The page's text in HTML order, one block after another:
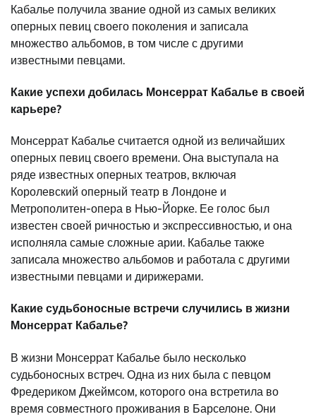
Кабалье получила звание одной из самых великих
оперных певиц своего поколения и записала
множество альбомов, в том числе с другими
известными певцами.
Какие успехи добилась Монсеррат Кабалье в своей
карьере?
Монсеррат Кабалье считается одной из величайших
оперных певиц своего времени. Она выступала на
ряде известных оперных театров, включая
Королевский оперный театр в Лондоне и
Метрополитен-опера в Нью-Йорке. Ее голос был
известен своей ричностью и экспрессивностью, и она
исполняла самые сложные арии. Кабалье также
записала множество альбомов и работала с другими
известными певцами и дирижерами.
Какие судьбоносные встречи случились в жизни
Монсеррат Кабалье?
В жизни Монсеррат Кабалье было несколько
судьбоносных встреч. Одна из них была с певцом
Фредериком Джеймсом, которого она встретила во
время совместного проживания в Барселоне. Они